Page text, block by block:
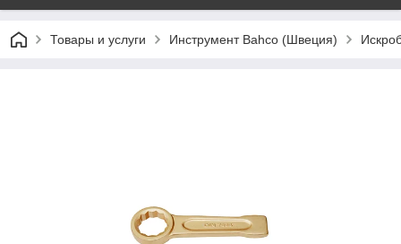
Товары и услуги Инструмент Bahco (Швеция)